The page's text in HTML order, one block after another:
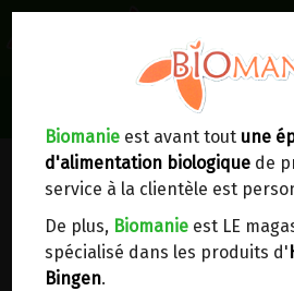
Biomanie est avant tout une
d'alimentation biologique de
service à la clientèle est
De plus, Biomanie est LE
spécialisé dans les produits d'
Bingen.
Lieux de réception/livraison
Livraison à votre
Nous envoyons votre
domicile enBelgique, France,
Royaume-Uni, Suisse, Pays-
Espagne. Pour d'autres pays,
contacter.